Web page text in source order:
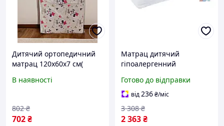
Дитячий ортопедичний
матрац 120х60х7 см(
В наявності
702₴
802 ₴
Матрац дитячий
гіпоалергенний
Eurosleep FK-10636
Готово до відправки
від236₴/міс
2 363₴
3 308 ₴